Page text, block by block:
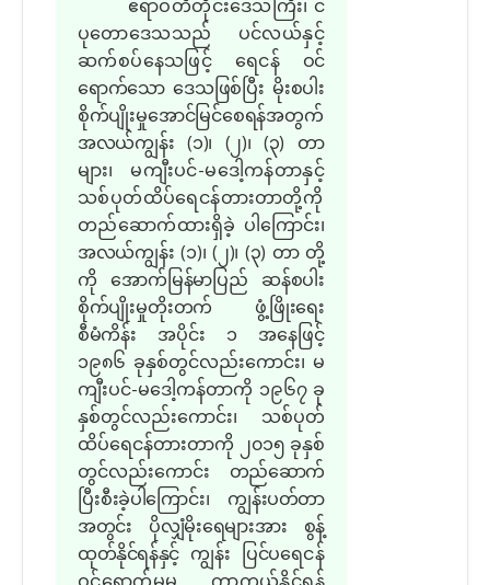
ဧရာဝတီတိုင်းဒေသကြီး၊ င
ပုတောဒေသသည် ပင်လယ်နှင့်
ဆက်စပ်နေသဖြင့် ရေငန်
ဝင်
ရောက်သော ဒေသဖြစ်ပြီး မိုးစပါး
စိုက်ပျိုးမှုအောင်မြင်စေရန်အတွက်
အလယ်ကျွန်း (၁)၊ (၂)၊ (၃) တာ
များ၊ မကျီးပင်-မဒေါ့ကန်တာနှင့်
သစ်ပုတ်ထိပ်ရေငန်တားတာတို့ကို
တည်ဆောက်ထားရှိခဲ့ ပါကြောင်း၊
အလယ်ကျွန်း (၁)၊ (၂)၊ (၃) တာ တို့
ကို အောက်မြန်မာပြည် ဆန်စပါး
စိုက်ပျိုးမှုတိုးတက် ဖွံ့ဖြိုးရေး
စီမံကိန်း အပိုင်း ၁ အနေဖြင့်
၁၉၈၆ ခုနှစ်တွင်လည်းကောင်း၊ မ
ကျီးပင်-မဒေါ့ကန်တာကို ၁၉၆၇ ခု
နှစ်တွင်လည်းကောင်း၊ သစ်ပုတ်
ထိပ်ရေငန်တားတာကို ၂၀၁၅ ခုနှစ်
တွင်လည်းကောင်း တည်ဆောက်
ပြီးစီးခဲ့ပါကြောင်း၊ ကျွန်းပတ်တာ
အတွင်း ပိုလျှံမိုးရေများအား စွန့်
ထုတ်နိုင်ရန်နှင့် ကျွန်း ပြင်ပရေငန်